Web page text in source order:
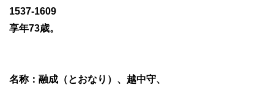
o
o
e
1537-1609
享年73歳。
名称：融成（とおなり）、越中守、